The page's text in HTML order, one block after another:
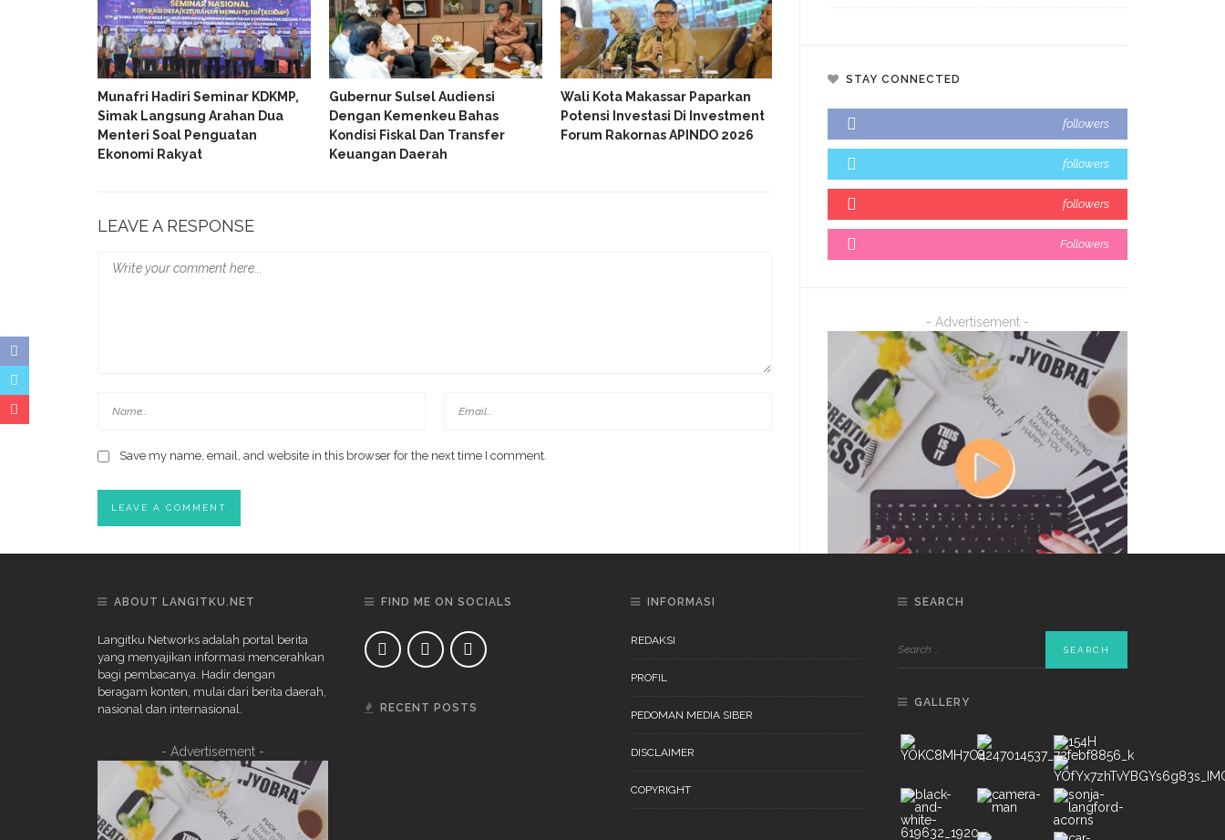
Munafri Hadiri Seminar KDKMP,
Simak Langsung Arahan Dua
Menteri Soal Penguatan
Ekonomi Rakyat
Gubernur Sulsel Audiensi
Dengan Kemenkeu Bahas
Kondisi Fiskal Dan Transfer
Keuangan Daerah
Wali Kota Makassar Paparkan
Potensi Investasi Di Investment
Forum Rakornas APINDO 2026
Perlindungan Anak Di Era Digital
TPA, Ajak DPRD Kawal Gerakan
Pilah Sampah
LEAVE A RESPONSE
Save my name, email, and website in this browser for the next time I comment.
STAY CONNECTED
followers
followers
followers
Followers
- Advertisement -
Munafri Hadiri Seminar KDKMP,
Simak Langsung Arahan Dua Menteri
Soal Penguatan Ekonomi Rakyat
AUGUST 5, 2026
ABOUT LANGITKU.NET
Langitku Networks adalah portal berita
yang menyajikan informasi mencerahkan
bagi pembacanya. Hadir dengan
beragam konten, mulai dari berita daerah,
nasional dan internasional.
- Advertisement -
FIND ME ON SOCIALS
RECENT POSTS
INFORMASI
REDAKSI
PROFIL
PEDOMAN MEDIA SIBER
DISCLAIMER
COPYRIGHT
SEARCH
GALLERY